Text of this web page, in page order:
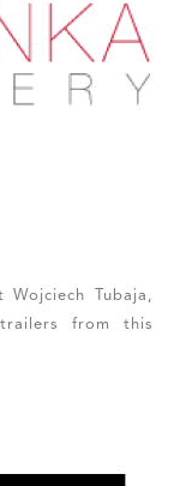
Tubaja,
from this